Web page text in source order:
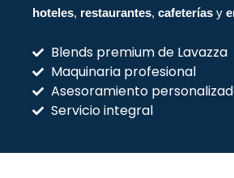
hoteles, restaurantes, cafeterías y
Blends premium de Lavazza
Maquinaria profesional
Asesoramiento
Servicio integral